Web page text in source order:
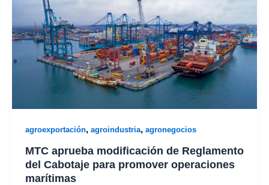
agroexportación, agroindustria, agronegocios
MTC aprueba modificación de Reglamento
del Cabotaje para promover operaciones
marítimas